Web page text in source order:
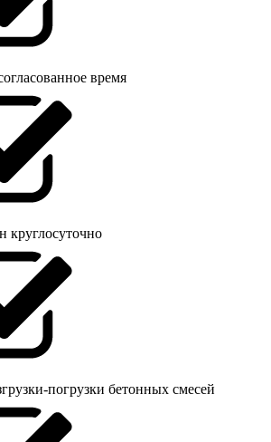
время
круглосуточно
погрузки бетонных смесей